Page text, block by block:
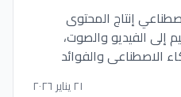
إنتاج المحتوى
إلى الفيديو والصوت،
الاصطناعي والفوائد
٢١ يناير ٢٠٢٦